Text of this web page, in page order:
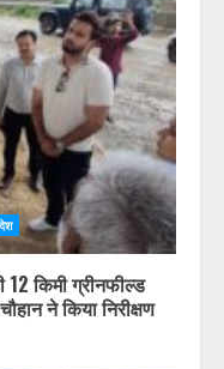
12 किमी ग्रीनफील्ड
ने किया निरीक्षण